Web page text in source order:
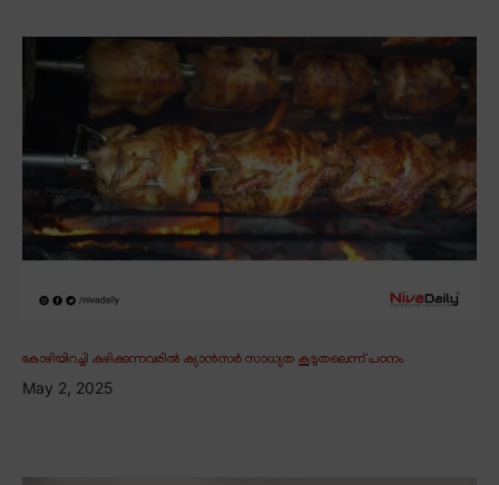
കോഴിയിറച്ചി കഴിക്കുന്നവരിൽ ക്യാൻസർ സാധ്യത കൂടുതലെന്ന് പഠനം
May 2, 2025